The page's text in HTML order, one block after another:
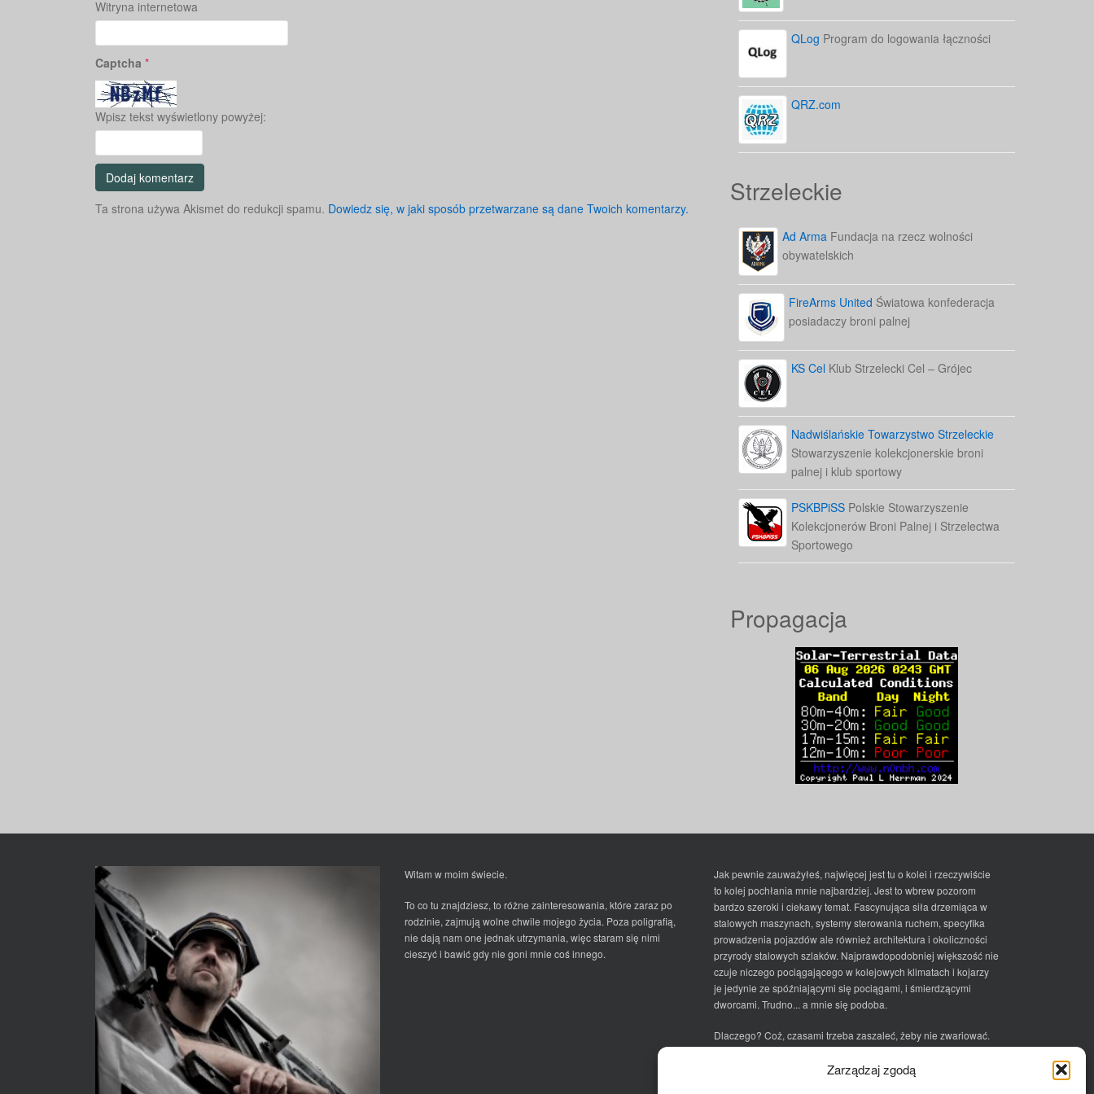
Zarządzaj zgodą
Witryna internetowa
Captcha *
Wpisz tekst wyświetlony powyżej:
Ta strona używa Akismet do redukcji spamu. Dowiedz się, w jaki sposób przetwarzane są dane Twoich komentarzy.
QLog Program do logowania łączności
QRZ.com
Strzeleckie
Ad Arma Fundacja na rzecz wolności
obywatelskich
FireArms United Światowa konfederacja
posiadaczy broni palnej
KS Cel Klub Strzelecki Cel – Grójec
Nadwiślańskie Towarzystwo Strzeleckie
Stowarzyszenie kolekcjonerskie broni
palnej i klub sportowy
PSKBPiSS Polskie Stowarzyszenie
Kolekcjonerów Broni Palnej i Strzelectwa
Sportowego
Propagacja
Witam w moim świecie.
To co tu znajdziesz, to różne zainteresowania, które zaraz po
rodzinie, zajmują wolne chwile mojego życia. Poza poligrafią,
nie dają nam one jednak utrzymania, więc staram się nimi
cieszyć i bawić gdy nie goni mnie coś innego.
Jak pewnie zauważyłeś, najwięcej jest tu o kolei i rzeczywiście
to kolej pochłania mnie najbardziej. Jest to wbrew pozorom
bardzo szeroki i ciekawy temat. Fascynująca siła drzemiąca w
stalowych maszynach, systemy sterowania ruchem, specyfika
prowadzenia pojazdów ale również architektura i okoliczności
przyrody stalowych szlaków. Najprawdopodobniej większość nie
czuje niczego pociągającego w kolejowych klimatach i kojarzy
je jedynie ze spóźniającymi się pociągami, i śmierdzącymi
dworcami. Trudno... a mnie się podoba.
Dlaczego? Coż, czasami trzeba zaszaleć, żeby nie zwariować.